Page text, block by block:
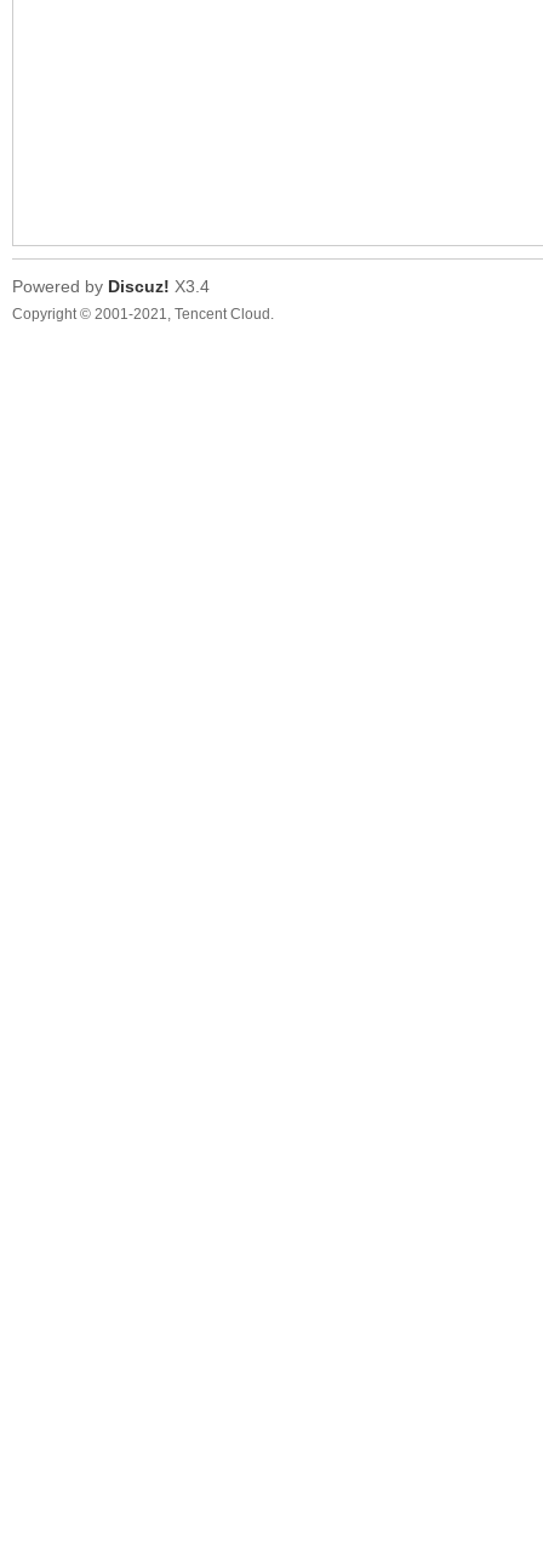
Powered by Discuz! X3.4
Copyright © 2001-2021, Tencent Cloud.